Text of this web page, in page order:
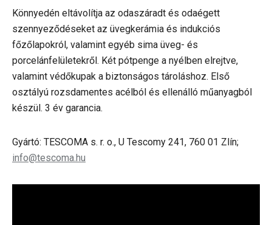
Könnyedén eltávolítja az odaszáradt és odaégett
szennyeződéseket az üvegkerámia és indukciós
főzőlapokról, valamint egyéb sima üveg- és
porcelánfelületekről. Két pótpenge a nyélben elrejtve,
valamint védőkupak a biztonságos tároláshoz. Első
osztályú rozsdamentes acélból és ellenálló műanyagból
készül. 3 év garancia.
Gyártó: TESCOMA s. r. o., U Tescomy 241, 760 01 Zlín;
info@tescoma.hu